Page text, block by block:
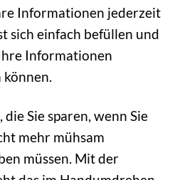
Informationen jederzeit
sich einfach befüllen und
Informationen
Sie sparen, wenn Sie
mehr mühsam
müssen. Mit der